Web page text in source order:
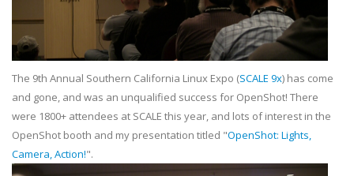
The 9th Annual Southern California Linux Expo (SCALE 9x) has come
and gone, and was an unqualified success for OpenShot! There
were 1800+ attendees at SCALE this year, and lots of interest in the
OpenShot booth and my presentation titled "OpenShot: Lights,
Camera, Action!".